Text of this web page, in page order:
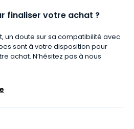
finaliser votre achat ?
un doute sur sa compatibilité avec
sont à votre disposition pour
achat. N’hésitez pas à nous